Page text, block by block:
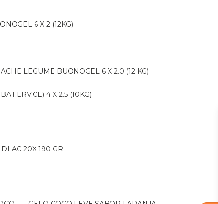
6 X 2 (12KG)
LEGUME BUONOGEL 6 X 2.0 (12 KG)
4 X 2.5 (10KG)
20X 190 GR